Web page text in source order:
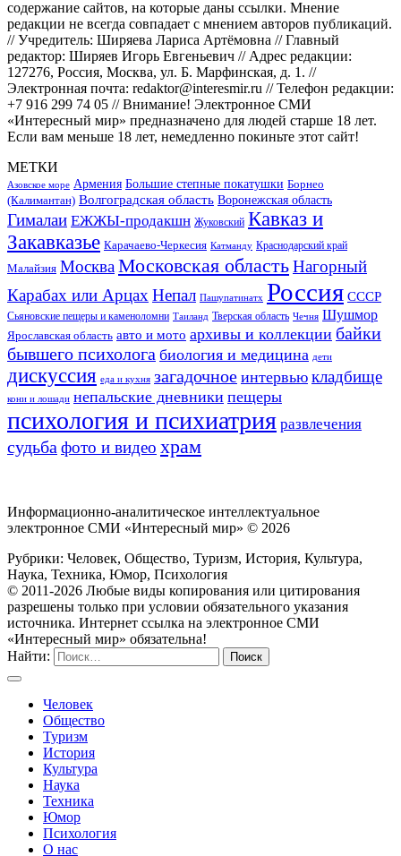
содержание сайтов, на которые даны ссылки. Мнение
редакции не всегда совпадает с мнением авторов публикаций.
// Учредитель: Ширяева Лариса Артёмовна // Главный
редактор: Ширяев Игорь Евгеньевич // Адрес редакции:
127276, Россия, Москва, ул. Б. Марфинская, д. 1. //
Электронная почта: redaktor@interesmir.ru // Телефон редакции:
+7 916 299 74 05 // Внимание! Электронное СМИ
«Интересный мир» предназначено для людей старше 18 лет.
Если вам меньше 18 лет, немедленно покиньте этот сайт!
МЕТКИ
Азовское море Армения Большие степные покатушки Борнео
(Калимантан) Волгоградская область Воронежская область
Гималаи ЕЖЖЫ-продакшн Жуковский Кавказ и
Закавказье Карачаево-Черкесия Катманду Краснодарский край
Малайзия МоскваМосковская областьНагорный
Карабах или Арцах Непал Пашупатинатх Россия СССР
Сьяновские пещеры и каменоломни Таиланд Тверская область Чечня Шушмор
Ярославская область авто и мото архивы и коллекции байки
бывшего психолога биология и медицина дети
дискуссия еда и кухня загадочное интервью кладбище
кони и лошади непальские дневники пещеры
психология и психиатрия развлечения
судьба фото и видео храм
Информационно-аналитическое интеллектуальное
электронное СМИ «Интересный мир» © 2026
Рубрики: Человек, Общество, Туризм, История, Культура,
Наука, Техника, Юмор, Психология
© 2011-2026 Любые виды копирования или цитирования
разрешены только при условии обязательного указания
источника. Интернет ссылка на электронное СМИ
«Интересный мир» обязательна!
Найти:
Человек
Общество
Туризм
История
Культура
Наука
Техника
Юмор
Психология
О нас